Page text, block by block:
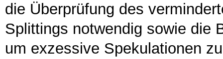
die Überprüfung des
Splittings notwendig sowie die
um exzessive Spekulationen